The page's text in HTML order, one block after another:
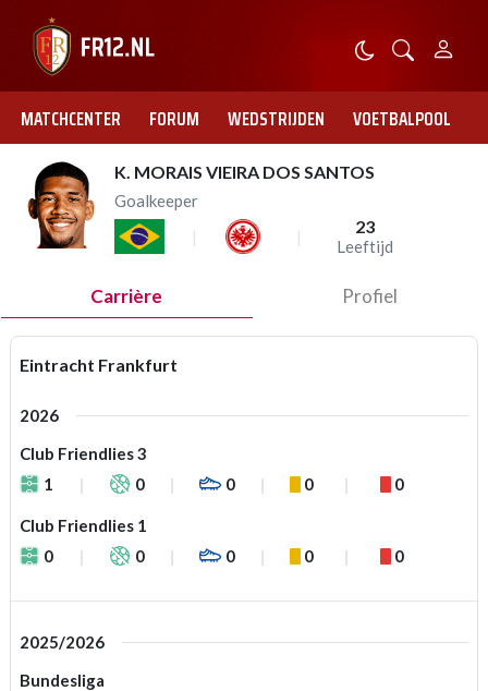
MATCHCENTER FORUM WEDSTRIJDEN VOETBALPOOL
K. MORAIS VIEIRA DOS SANTOS
Goalkeeper
23
Leeftijd
Carrière Profiel
Eintracht Frankfurt
2026
Club Friendlies 3
1
0 0 0 0
Club Friendlies 1
0
0 0 0 0
2025/2026
Bundesliga